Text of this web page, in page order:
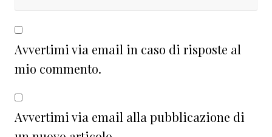
Avvertimi via email in caso di risposte al
mio commento.
Avvertimi via email alla pubblicazione di